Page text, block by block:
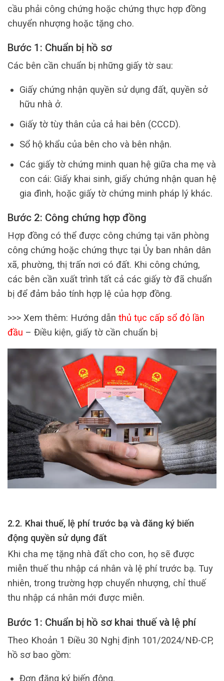
cầu phải công chứng hoặc chứng thực hợp đồng
chuyển nhượng hoặc tặng cho.
Bước 1: Chuẩn bị hồ sơ
Các bên cần chuẩn bị những giấy tờ sau:
Giấy chứng nhận quyền sử dụng đất, quyền sở
hữu nhà ở.
Giấy tờ tùy thân của cả hai bên (CCCD).
Sổ hộ khẩu của bên cho và bên nhận.
Các giấy tờ chứng minh quan hệ giữa cha mẹ và
con cái: Giấy khai sinh, giấy chứng nhận quan hệ
gia đình, hoặc giấy tờ chứng minh pháp lý khác.
Bước 2: Công chứng hợp đồng
Hợp đồng có thể được công chứng tại văn phòng
công chứng hoặc chứng thực tại Ủy ban nhân dân
xã, phường, thị trấn nơi có đất. Khi công chứng,
các bên cần xuất trình tất cả các giấy tờ đã chuẩn
bị để đảm bảo tính hợp lệ của hợp đồng.
>>> Xem thêm: Hướng dẫn thủ tục cấp sổ đỏ lần
đầu – Điều kiện, giấy tờ cần chuẩn bị
2.2. Khai thuế, lệ phí trước bạ và đăng ký biến
động quyền sử dụng đất
Khi cha mẹ tặng nhà đất cho con, họ sẽ được
miễn thuế thu nhập cá nhân và lệ phí trước bạ. Tuy
nhiên, trong trường hợp chuyển nhượng, chỉ thuế
thu nhập cá nhân mới được miễn.
Bước 1: Chuẩn bị hồ sơ khai thuế và lệ phí
Theo Khoản 1 Điều 30 Nghị định 101/2024/NĐ-CP,
hồ sơ bao gồm:
Đơn đăng ký biến động.